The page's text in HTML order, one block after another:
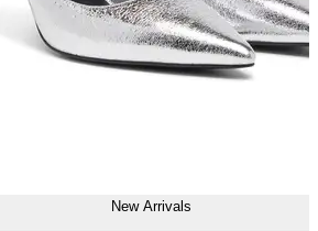
New Arrivals